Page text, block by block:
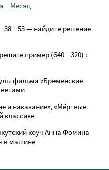
Месяц
38 = 53 — найдите решение
пример (640 − 320) :
«Бременские
и наказание», «Мёртвые
классике
коуч Анна Фомина
в машине